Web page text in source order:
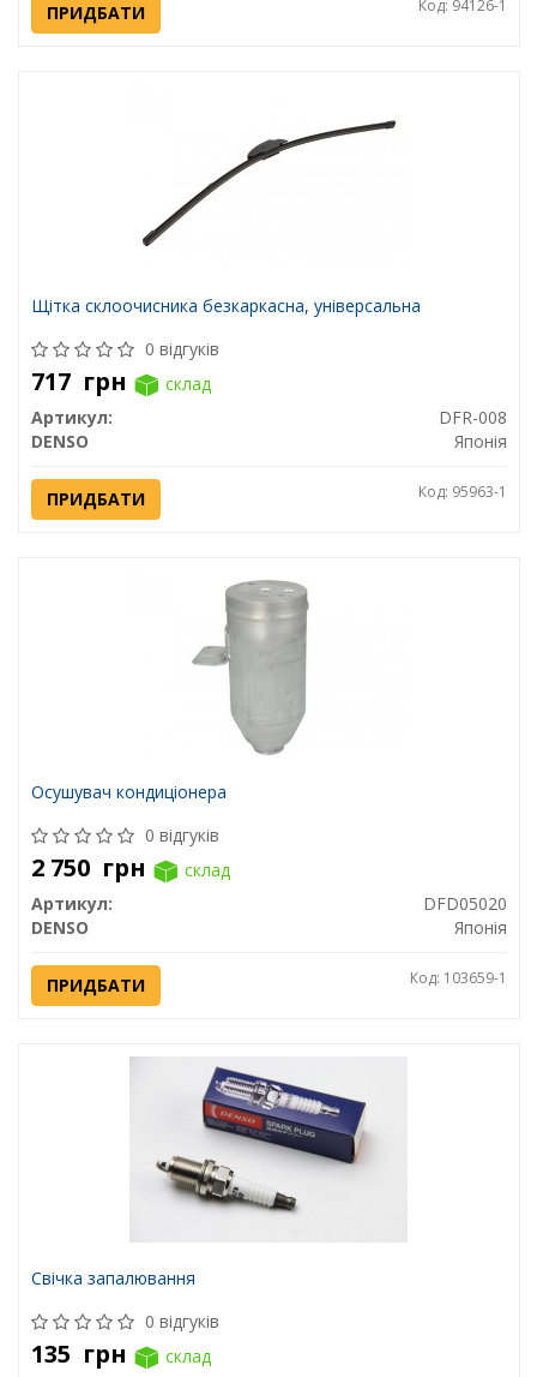
ПРИДБАТИ Код: 94126-1
Щітка склоочисника безкаркасна, універсальна
0 відгуків
717 грн
склад
Артикул:
DFR-008
DENSO
Японія
ПРИДБАТИ Код: 95963-1
Осушувач кондиціонера
0 відгуків
2 750 грн
склад
Артикул:
DFD05020
DENSO
Японія
ПРИДБАТИ Код: 103659-1
Свічка запалювання
0 відгуків
135 грн
склад